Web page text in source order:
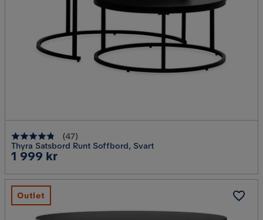
(47)
Thyra Satsbord Runt Soffbord, Svart
Pris
1 999 kr
Outlet